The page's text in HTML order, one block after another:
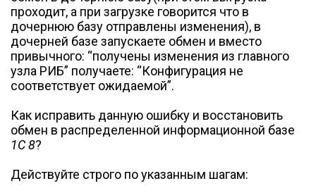
проходит, а при загрузке говорится что в
дочернюю базу отправлены изменения), в
дочерней базе запускаете обмен и вместо
привычного: “получены изменения из главного
узла РИБ” получаете: “Конфигурация не
соответствует ожидаемой”.
Как исправить данную ошибку и восстановить
обмен в распределенной информационной базе
1С 8?
Действуйте строго по указанным шагам: